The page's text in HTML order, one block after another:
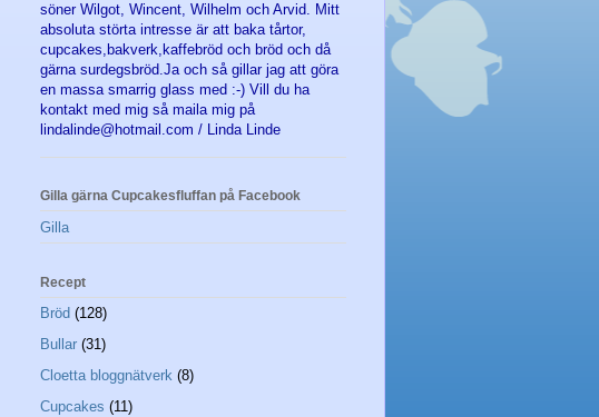
söner Wilgot, Wincent, Wilhelm och Arvid. Mitt
absoluta störta intresse är att baka tårtor,
cupcakes,bakverk,kaffebröd och bröd och då
gärna surdegsbröd.Ja och så gillar jag att göra
en massa smarrig glass med :-) Vill du ha
kontakt med mig så maila mig på
lindalinde@hotmail.com / Linda Linde
Gilla gärna Cupcakesfluffan på Facebook
Gilla
Recept
Bröd (128)
Bullar (31)
Cloetta bloggnätverk (8)
Cupcakes (11)